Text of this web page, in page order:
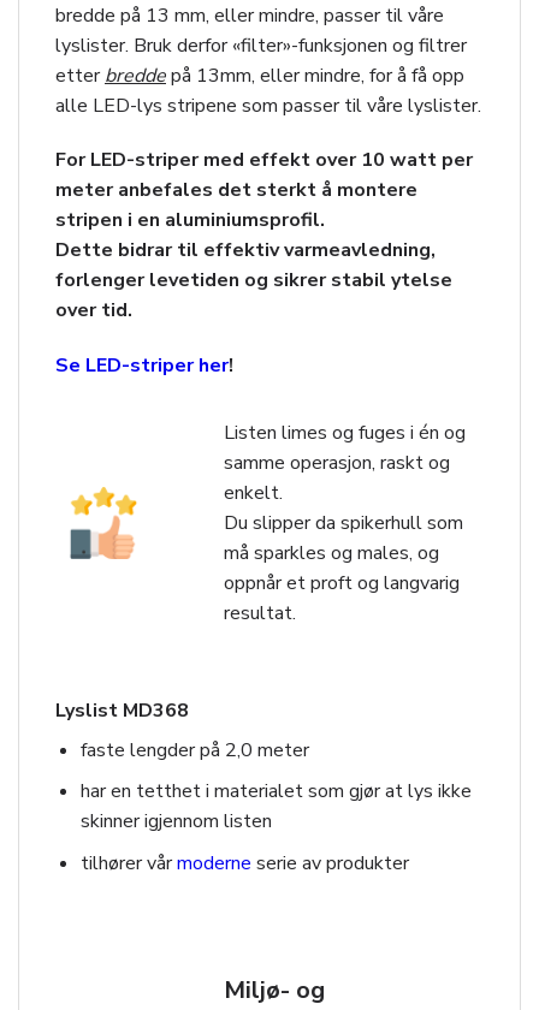
bredde på 13 mm, eller mindre, passer til våre
lyslister. Bruk derfor «filter»-funksjonen og filtrer
etterbreddepå 13mm, eller mindre, for å få opp
alle LED-lys stripene som passer til våre lyslister.
For LED-striper med effekt over 10 watt per
meter anbefales det sterkt å montere
stripen i en aluminiumsprofil.
Dette bidrar til effektiv varmeavledning,
forlenger levetiden og sikrer stabil ytelse
over tid.
Se LED-striper her!
Listen limes og fuges i én og
samme operasjon, raskt og
enkelt.
Du slipper da spikerhull som
må sparkles og males, og
oppnår et proft og langvarig
resultat.
Lyslist MD368
faste lengder på 2,0 meter
har en tetthet i materialet som gjør at lys ikke
skinner igjennom listen
tilhører vårmoderne serie av produkter
Miljø- og